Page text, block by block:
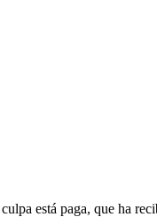
está paga, que ha